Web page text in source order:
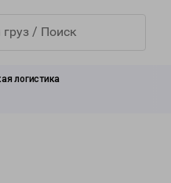
логистика